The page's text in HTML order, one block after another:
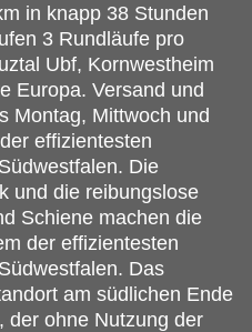
in knapp 38 Stunden
3 Rundläufe pro
Ubf, Kornwestheim
Europa. Versand und
Montag, Mittwoch und
effizientesten
Die
und die reibungslose
Schiene machen die
der effizientesten
Das
am südlichen Ende
der ohne Nutzung der